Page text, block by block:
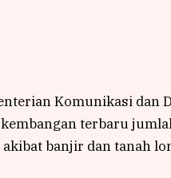
Komunikasi dan
terbaru
banjir dan tanah